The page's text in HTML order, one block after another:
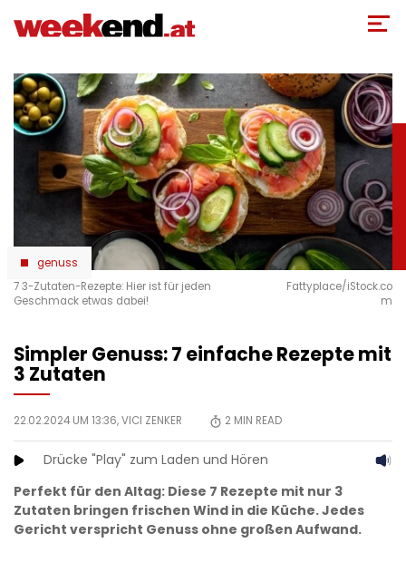
zum
genuss
7 3-Zutaten-Rezepte: Hier ist für jeden
Geschmack etwas dabei!
Fattyplace/iStock.co
m
Simpler Genuss: 7 einfache Rezepte mit
3 Zutaten
22.02.2024 UM 13:36,VICI ZENKER 2 MIN READ
Drücke "Play" zum Laden und Hören
Perfekt für den Altag: Diese 7 Rezepte mit nur 3
Zutaten bringen frischen Wind in die Küche. Jedes
Gericht verspricht Genuss ohne großen Aufwand.